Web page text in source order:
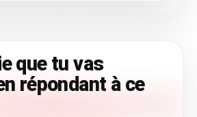
que tu vas
répondant à ce